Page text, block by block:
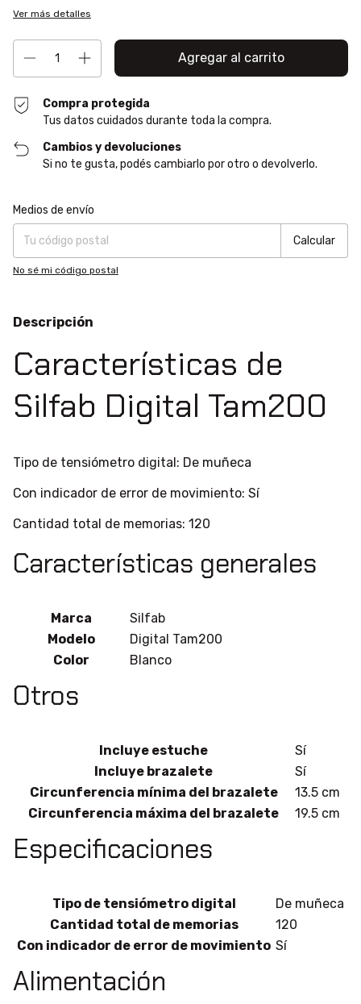
Ver más detalles
Compra protegida
Tus datos cuidados durante toda la compra.
Cambios y devoluciones
Si no te gusta, podés cambiarlo por otro o devolverlo.
Entregas para el CP:
Medios de envío
Calcular
No sé mi código postal
Descripción
Características de
Silfab Digital Tam200
Tipo de tensiómetro digital: De muñeca
Con indicador de error de movimiento: Sí
Cantidad total de memorias: 120
Características generales
Marca
Silfab
Modelo
Digital Tam200
Color
Blanco
Otros
Incluye estuche
Sí
Incluye brazalete
Sí
Circunferencia mínima del brazalete
13.5 cm
Circunferencia máxima del brazalete
19.5 cm
Especificaciones
Tipo de tensiómetro digital
De muñeca
Cantidad total de memorias
120
Con indicador de error de movimiento Sí
Alimentación